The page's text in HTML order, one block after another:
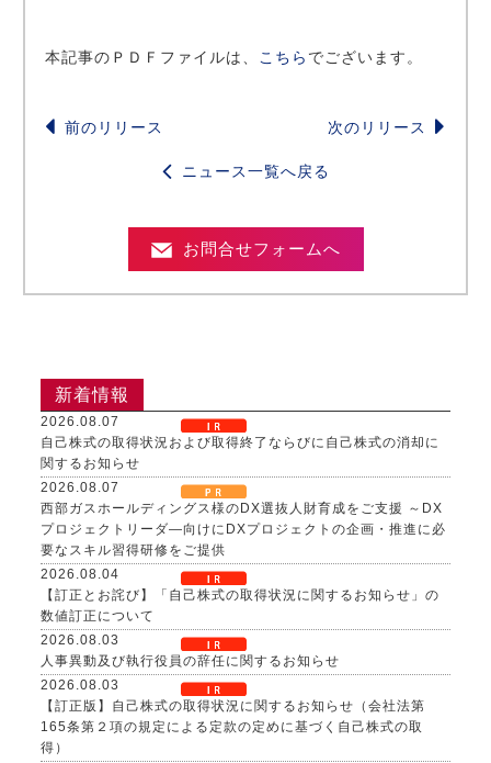
本記事のＰＤＦファイルは、 こちら でございます。
前のリリース 次のリリース
ニュース一覧へ戻る
お問合せフォームへ
新着情報
2026.08.07
自己株式の取得状況および取得終了ならびに自己株式の消却に
関するお知らせ
2026.08.07
西部ガスホールディングス様のDX選抜人財育成をご支援 ～DX
プロジェクトリーダ―向けにDXプロジェクトの企画・推進に必
要なスキル習得研修をご提供
2026.08.04
【訂正とお詫び】「自己株式の取得状況に関するお知らせ」の
数値訂正について
2026.08.03
人事異動及び執行役員の辞任に関するお知らせ
2026.08.03
【訂正版】自己株式の取得状況に関するお知らせ（会社法第
165条第２項の規定による定款の定めに基づく自己株式の取
得）